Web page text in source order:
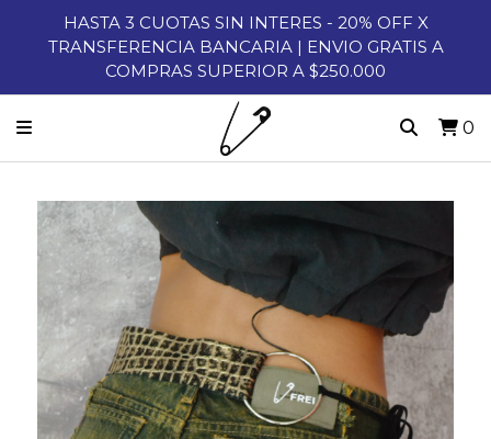
HASTA 3 CUOTAS SIN INTERES - 20% OFF X
TRANSFERENCIA BANCARIA | ENVIO GRATIS A
COMPRAS SUPERIOR A $250.000
0